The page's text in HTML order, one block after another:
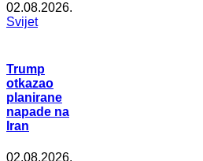
02.08.2026.
Svijet
Trump
otkazao
planirane
napade na
Iran
02.08.2026.